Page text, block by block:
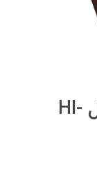
ترازوی دیجیتال هایتک مدل HI-